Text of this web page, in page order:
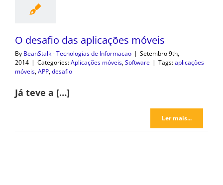
O desafio das aplicações móveis
By BeanStalk - Tecnologias de Informacao | Setembro 9th,
2014 | Categories:Aplicações móveis,Software | Tags:aplicações
móveis,APP,desafio
Já teve a […]
Ler mais...